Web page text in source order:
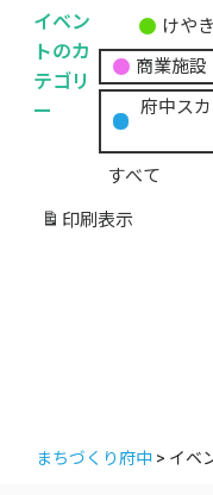
イベン
トのカ
テゴリ
ー
題
の
カ
テ
ゴ
リ
けや
商業施設
府中ス
すべて
印刷 表示
まちづくり府中 > イベ